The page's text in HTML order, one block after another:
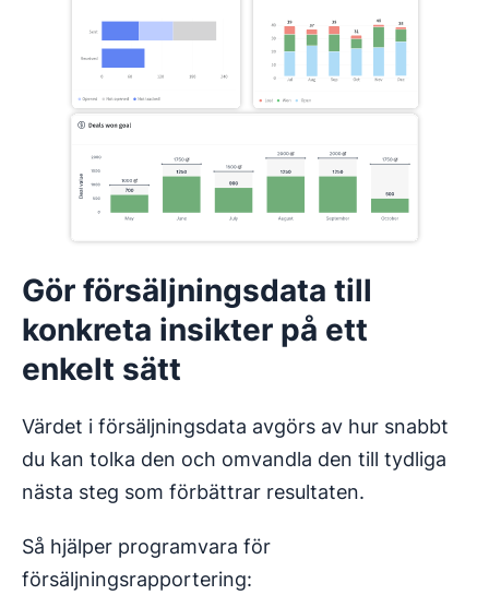
Gör försäljningsdata till
konkreta insikter på ett
enkelt sätt
Värdet i försäljningsdata avgörs av hur snabbt
du kan tolka den och omvandla den till tydliga
nästa steg som förbättrar resultaten.
Så hjälper programvara för
försäljningsrapportering: